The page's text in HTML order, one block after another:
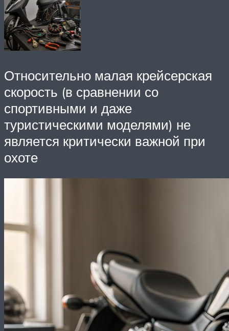
Относительно малая крейсерская
скорость (в сравнении со
спортивными и даже
туристическими моделями) не
является критически важной при
охоте